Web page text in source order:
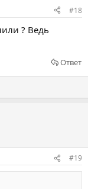
#18
? Ведь
Ответ
#19